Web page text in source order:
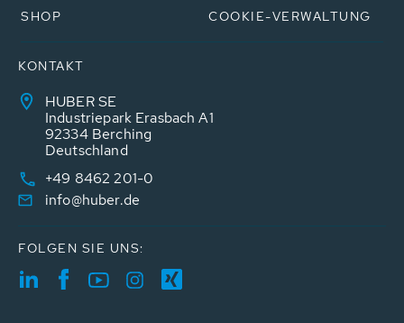
SHOP
COOKIE-VERWALTUNG
KONTAKT
HUBER SE
Industriepark Erasbach A1
92334 Berching
Deutschland
+49 8462 201-0
info@huber.de
FOLGEN SIE UNS: